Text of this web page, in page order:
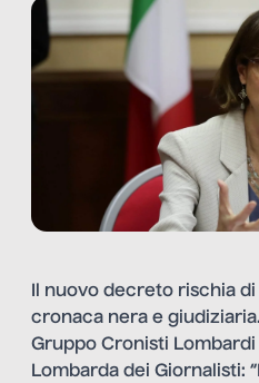
Il nuovo decreto rischia
cronaca nera e
Gruppo Cronisti Lombardi
Lombarda dei Giornalisti: